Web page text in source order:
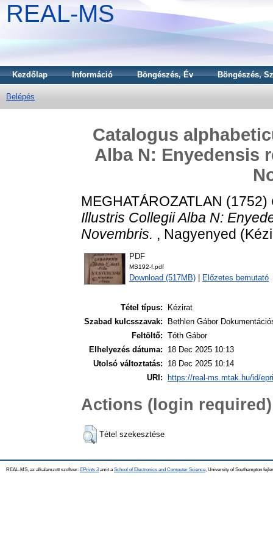
REAL-MS
Kezdőlap Információ Böngészés, Év Böngészés,
Belépés
Catalogus
Alba N: Enyedensis
MEGHATÁROZATLAN (1752)
Illustris Collegii Alba N:
Novembris. , Nagyenyed
PDF
MS192-f.pdf
Download (517MB) Előzetes bemutató
Tétel típus:
Kézirat
Szabad kulcsszavak:
Bethlen Gábor
Feltöltő: Tóth Gábor
Elhelyezés dátuma:
18 Dec 2025 10:13
Utolsó változtatás:
18 Dec 2025 10:14
URI:
https://real-ms.mtak.hu/id/
Actions (login required)
Tétel szekesztése
REAL-MS, az alkalamzott szoftver: EPrints 3amit a School of Electronics and Computer Science , University of Southampton